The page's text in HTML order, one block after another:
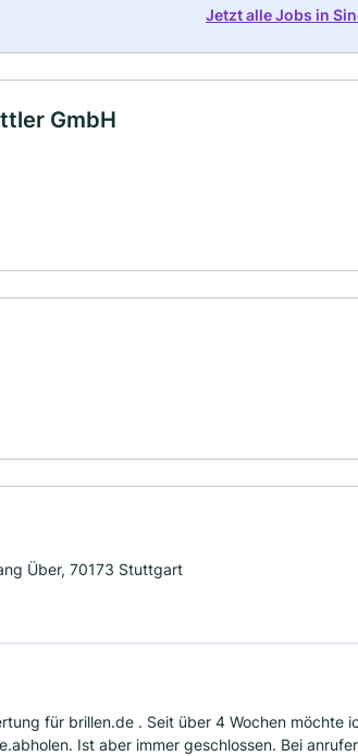
Jetzt alle Jobs in
GmbH
Über, 70173 Stuttgart
für brillen.de . Seit über 4 Wochen möchte
Ist aber immer geschlossen. Bei